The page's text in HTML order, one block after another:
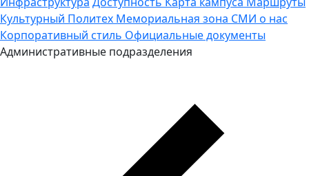
Культурный Политех Мемориальная зона СМИ о нас
Корпоративный стиль Официальные документы
Административные подразделения